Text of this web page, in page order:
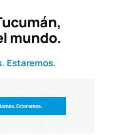
mundo.
Estaremos.